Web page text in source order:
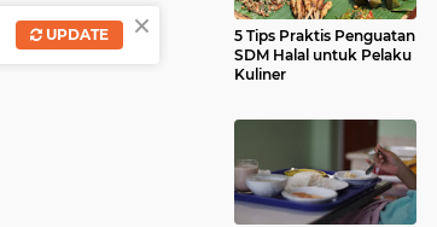
5 Tips Praktis Penguatan
SDM Halal untuk Pelaku
Kuliner
×
UPDATE